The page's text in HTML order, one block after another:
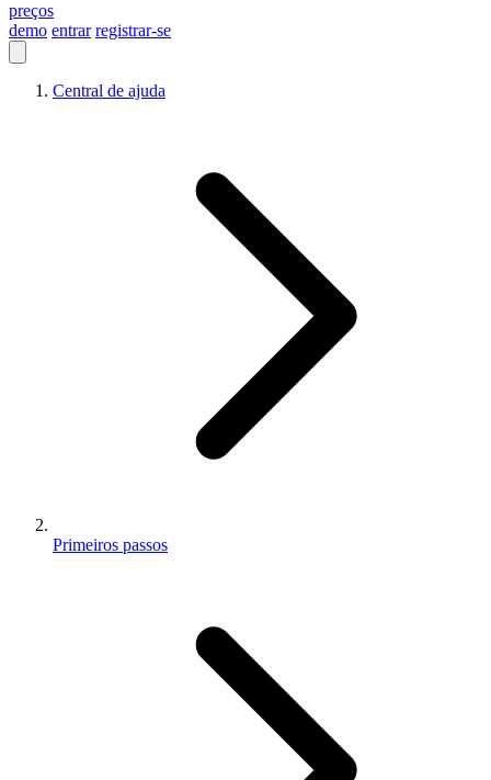
preços
demo entrar registrar-se
Central de ajuda
Primeiros passos